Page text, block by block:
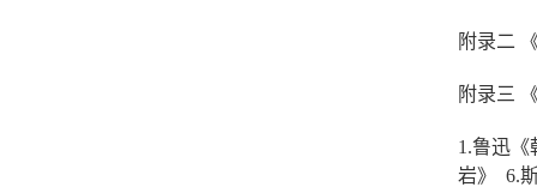
附录二
附录三
1.鲁迅
岩》 6.